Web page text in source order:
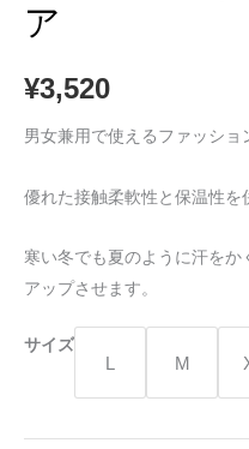
ア
¥3,520
男女兼用で使えるファッショ
優れた接触柔軟性と保温性を
寒い冬でも夏のように汗を
アップさせます。
サイズ
L M
帽
子
付
の
色
男
女
用